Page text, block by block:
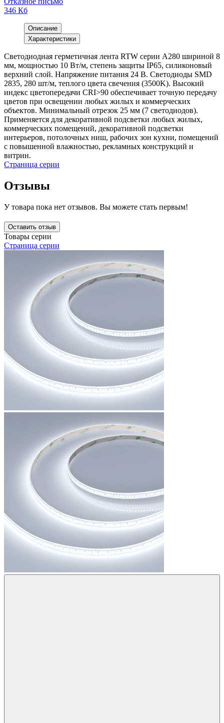
346 Кб
Описание
Характеристики
Светодиодная герметичная лента RTW серии A280 шириной 8
мм, мощностью 10 Вт/м, степень защиты IP65, силиконовый
верхний слой. Напряжение питания 24 В. Светодиоды SMD
2835, 280 шт/м, теплого цвета свечения (3500K). Высокий
индекс цветопередачи CRI>90 обеспечивает точную передачу
цветов при освещении любых жилых и коммерческих
объектов. Минимальный отрезок 25 мм (7 светодиодов).
Применяется для декоративной подсветки любых жилых,
коммерческих помещений, декоративной подсветки
интерьеров, потолочных ниш, рабочих зон кухни, помещений
с повышенной влажностью, рекламных конструкций и
витрин.
Страница серии
Отзывы
У товара пока нет отзывов. Вы можете стать первым!
Оставить отзыв
Товары серии
Страница серии